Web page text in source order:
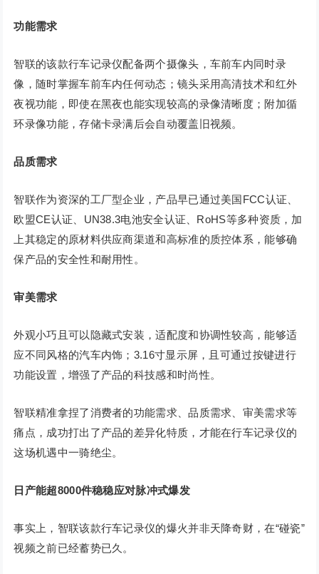
功能需求
智联的该款行车记录仪配备两个摄像头，车前车内同时录
像，随时掌握车前车内任何动态；镜头采用高清技术和红外
夜视功能，即使在黑夜也能实现较高的录像清晰度；附加循
环录像功能，存储卡录满后会自动覆盖旧视频。
品质需求
智联作为资深的工厂型企业，产品早已通过美国FCC认证、
欧盟CE认证、UN38.3电池安全认证、RoHS等多种资质，加
上其稳定的原材料供应商渠道和高标准的质控体系，能够确
保产品的安全性和耐用性。
审美需求
外观小巧且可以隐藏式安装，适配度和协调性较高，能够适
应不同风格的汽车内饰；3.16寸显示屏，且可通过按键进行
功能设置，增强了产品的科技感和时尚性。
智联精准拿捏了消费者的功能需求、品质需求、审美需求等
痛点，成功打出了产品的差异化特质，才能在行车记录仪的
这场机遇中一骑绝尘。
日产能超8000件稳稳应对脉冲式爆发
事实上，智联该款行车记录仪的爆火并非天降奇财，在“碰瓷”
视频之前已经蓄势已久。